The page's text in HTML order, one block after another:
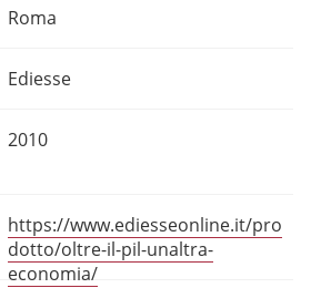
Roma
Ediesse
2010
https://www.ediesseonline.it/pro
dotto/oltre-il-pil-unaltra-
economia/